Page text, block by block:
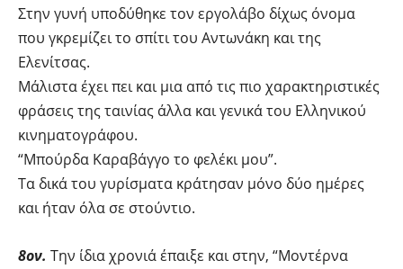
Στην γυνή υποδύθηκε τον εργολάβο δίχως όνομα
που γκρεμίζει το σπίτι του Αντωνάκη και της
Ελενίτσας.
Μάλιστα έχει πει και μια από τις πιο χαρακτηριστικές
φράσεις της ταινίας άλλα και γενικά του Ελληνικού
κινηματογράφου.
“Μπούρδα Καραβάγγο το φελέκι μου”.
Τα δικά του γυρίσματα κράτησαν μόνο δύο ημέρες
και ήταν όλα σε στούντιο.
8ον. Την ίδια χρονιά έπαιξε και στην, “Μοντέρνα